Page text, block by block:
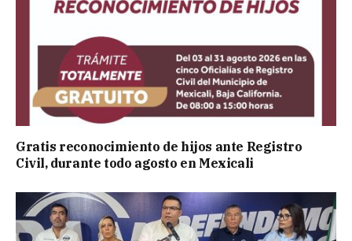
Gratis reconocimiento de hijos ante Registro
Civil, durante todo agosto en Mexicali